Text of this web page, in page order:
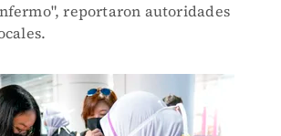
reportaron autoridades